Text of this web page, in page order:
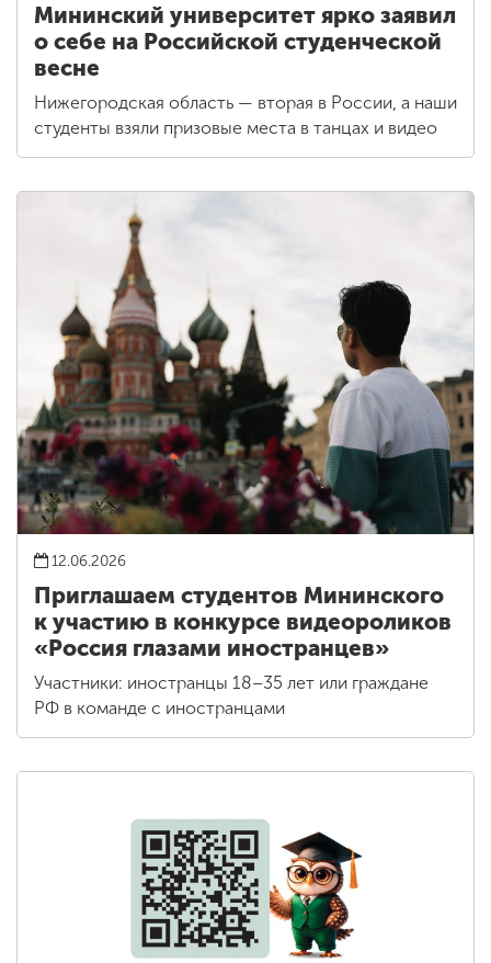
Мининский университет ярко заявил
о себе на Российской студенческой
весне
Нижегородская область — вторая в России, а наши
студенты взяли призовые места в танцах и видео
12.06.2026
Приглашаем студентов Мининского
к участию в конкурсе видеороликов
«Россия глазами иностранцев»
Участники: иностранцы 18–35 лет или граждане
РФ в команде с иностранцами